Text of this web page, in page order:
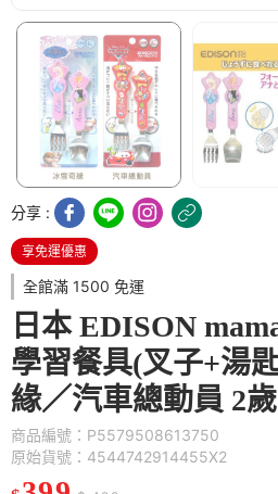
分享 :
享免運優惠
全館滿 1500 免運
日本 EDISON
學習餐具(叉子+湯
緣／汽車總動員 2
商品編號：P5579508613750
原始貨號：4544742914455X2